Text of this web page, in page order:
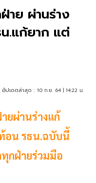
าย ผ่านร่าง
.แก้ยาก แต่
อัปเดตล่าสุด : 10 ก.ย. 64 | 14:22 น.
ยผ่านร่างแก้
อน รธน.ฉบับนี้
กฝ่ายร่วมมือ